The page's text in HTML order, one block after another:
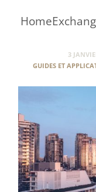
3
GUIDES ET